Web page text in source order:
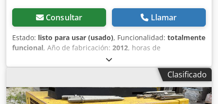
Consultar Llamar
Estado: listo para usar (usado), Funcionalidad: totalmente
funcional, Año de fabricación: 2012, horas de
, Compresor Atlas Copco XAS 67
DDG, año de fabricación 2012, 1680 horas de servicio,
caudal volumétrico 3,5 m³, potencia de emergencia 12,5
Kva, conexiones 1 x 230 Volt, 2 x 400 Volt, Nº de serie
YA3062560C0250310 Djdpfsu Dh Tlsx Abujck
Clasificado